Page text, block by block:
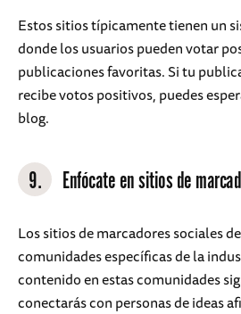
Estos sitios típicamente tienen un
donde los usuarios pueden votar
publicaciones favoritas. Si tu
recibe votos positivos, puedes
blog.
9. Enfócate en sitios de
Los sitios de marcadores sociales
comunidades específicas de la
contenido en estas comunidades
conectarás con personas de ideas